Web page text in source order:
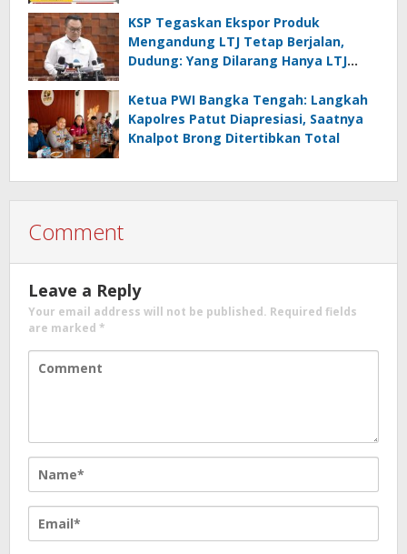
KSP Tegaskan Ekspor Produk
Mengandung LTJ Tetap Berjalan,
Dudung: Yang Dilarang Hanya LTJ
Ketua PWI Bangka Tengah: Langkah
Kapolres Patut Diapresiasi, Saatnya
Knalpot Brong Ditertibkan Total
Comment
Leave a Reply
Your email address will not be published. Required fields
are marked *